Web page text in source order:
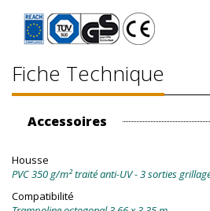
Fiche Technique
Accessoires
Housse
PVC 350 g/m² traité anti-UV - 3 sorties
Compatibilité